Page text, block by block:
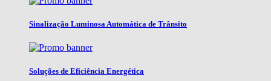
Sinalização Luminosa Automática de Trânsito
Soluções de Eficiência Energética